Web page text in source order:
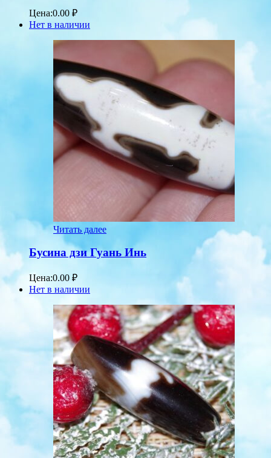
Цена:0.00 ₽
Нет в наличии
Читать далее
Бусина дзи Гуань Инь
Цена:0.00 ₽
Нет в наличии